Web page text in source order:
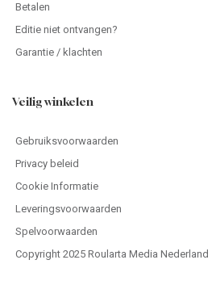
Betalen
Editie niet ontvangen?
Garantie / klachten
Veilig winkelen
Gebruiksvoorwaarden
Privacy beleid
Cookie Informatie
Leveringsvoorwaarden
Spelvoorwaarden
Copyright 2025 Roularta Media Nederland